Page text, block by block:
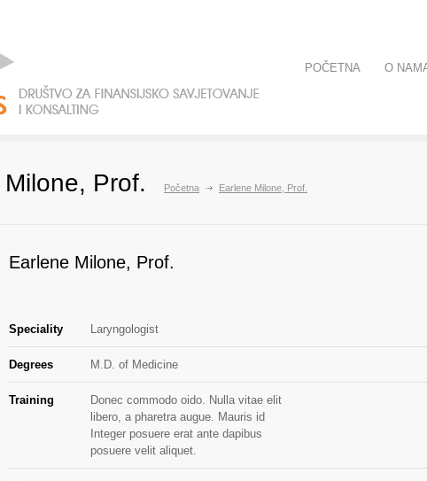
POČETNA O
Prof. Početna Earlene Milone, Prof.
Earlene Milone, Prof.
Speciality Laryngologist
Degrees M.D. of Medicine
Training
Donec commodo oido. Nulla vitae elit
libero, a pharetra augue. Mauris id
Integer posuere erat ante dapibus
posuere velit aliquet.